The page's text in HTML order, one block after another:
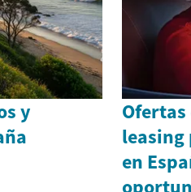
y
Ofertas
leasing
en